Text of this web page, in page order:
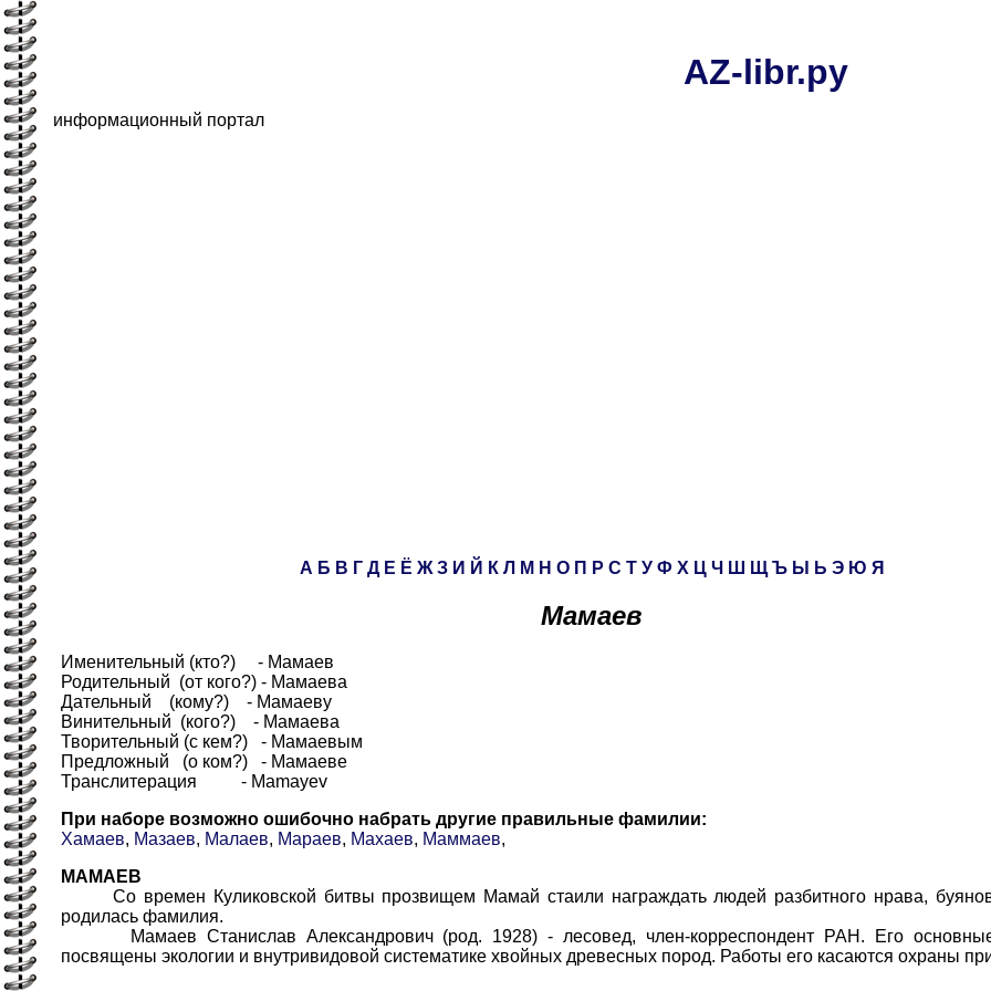
AZ-libr.ру
информационный портал
А Б В Г Д Е Ё Ж З И Й К Л М Н О П Р С Т У Ф Х Ц Ч Ш Щ Ъ Ы Ь Э Ю Я
Мамаев
Именительный (кто?) - Мамаев
Родительный (от кого?) - Мамаева
Дательный (кому?) - Мамаеву
Винительный (кого?) - Мамаева
Творительный (с кем?) - Мамаевым
Предложный (о ком?) - Мамаеве
Транслитерация - Mamayev
При наборе возможно ошибочно набрать другие правильные фамилии:
Хамаев, Мазаев, Малаев, Мараев, Махаев, Маммаев,
МАМАЕВ
Со времен Куликовской битвы прозвищем Мамай стаили награждать людей разбитного нрава,
родилась фамилия.
Мамаев Станислав Александрович (род. 1928) - лесовед, член-корреспондент РАН. Его основные
посвящены экологии и внутривидовой систематике хвойных древесных пород. Работы его касаются охраны